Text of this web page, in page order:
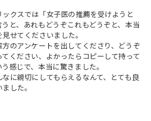
クスでは「女子医の推薦を受けようと
と、あれもどうぞこれもどうぞと、本当
せてくださいました。
のアンケートを出してくださり、どうぞ
ください、よかったらコピーして持って
感じで、本当に驚きました。
に親切にしてもらえるなんて、とても良
した。